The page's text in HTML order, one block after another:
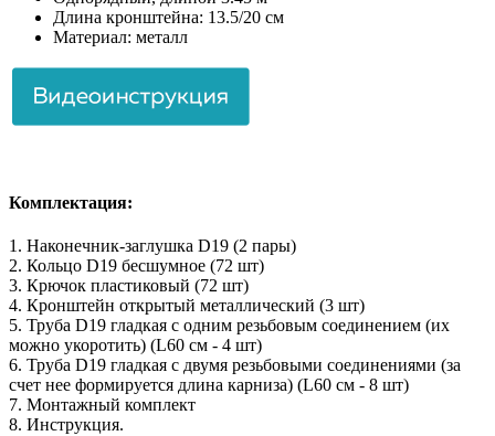
Длина кронштейна: 13.5/20 см
Материал: металл
Комплектация:
1. Наконечник-заглушка D19 (2 пары)
2. Кольцо D19 бесшумное (72 шт)
3. Крючок пластиковый (72 шт)
4. Кронштейн открытый металлический (3 шт)
5. Труба D19 гладкая с одним резьбовым соединением (их
можно укоротить) (L60 см - 4 шт)
6. Труба D19 гладкая с двумя резьбовыми соединениями (за
счет нее формируется длина карниза) (L60 см - 8 шт)
7. Монтажный комплект
8. Инструкция.